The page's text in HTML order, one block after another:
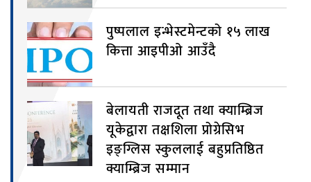
पुष्पलाल इन्भेस्टमेन्टको १५ लाख
कित्ता आइपीओ आउँदै
बेलायती राजदूत तथा क्याम्ब्रिज
यूकेद्वारा तक्षशिला प्रोग्रेसिभ
इङ्ग्लिस स्कुललाई बहुप्रतिष्ठित
क्याम्ब्रिज सम्मान